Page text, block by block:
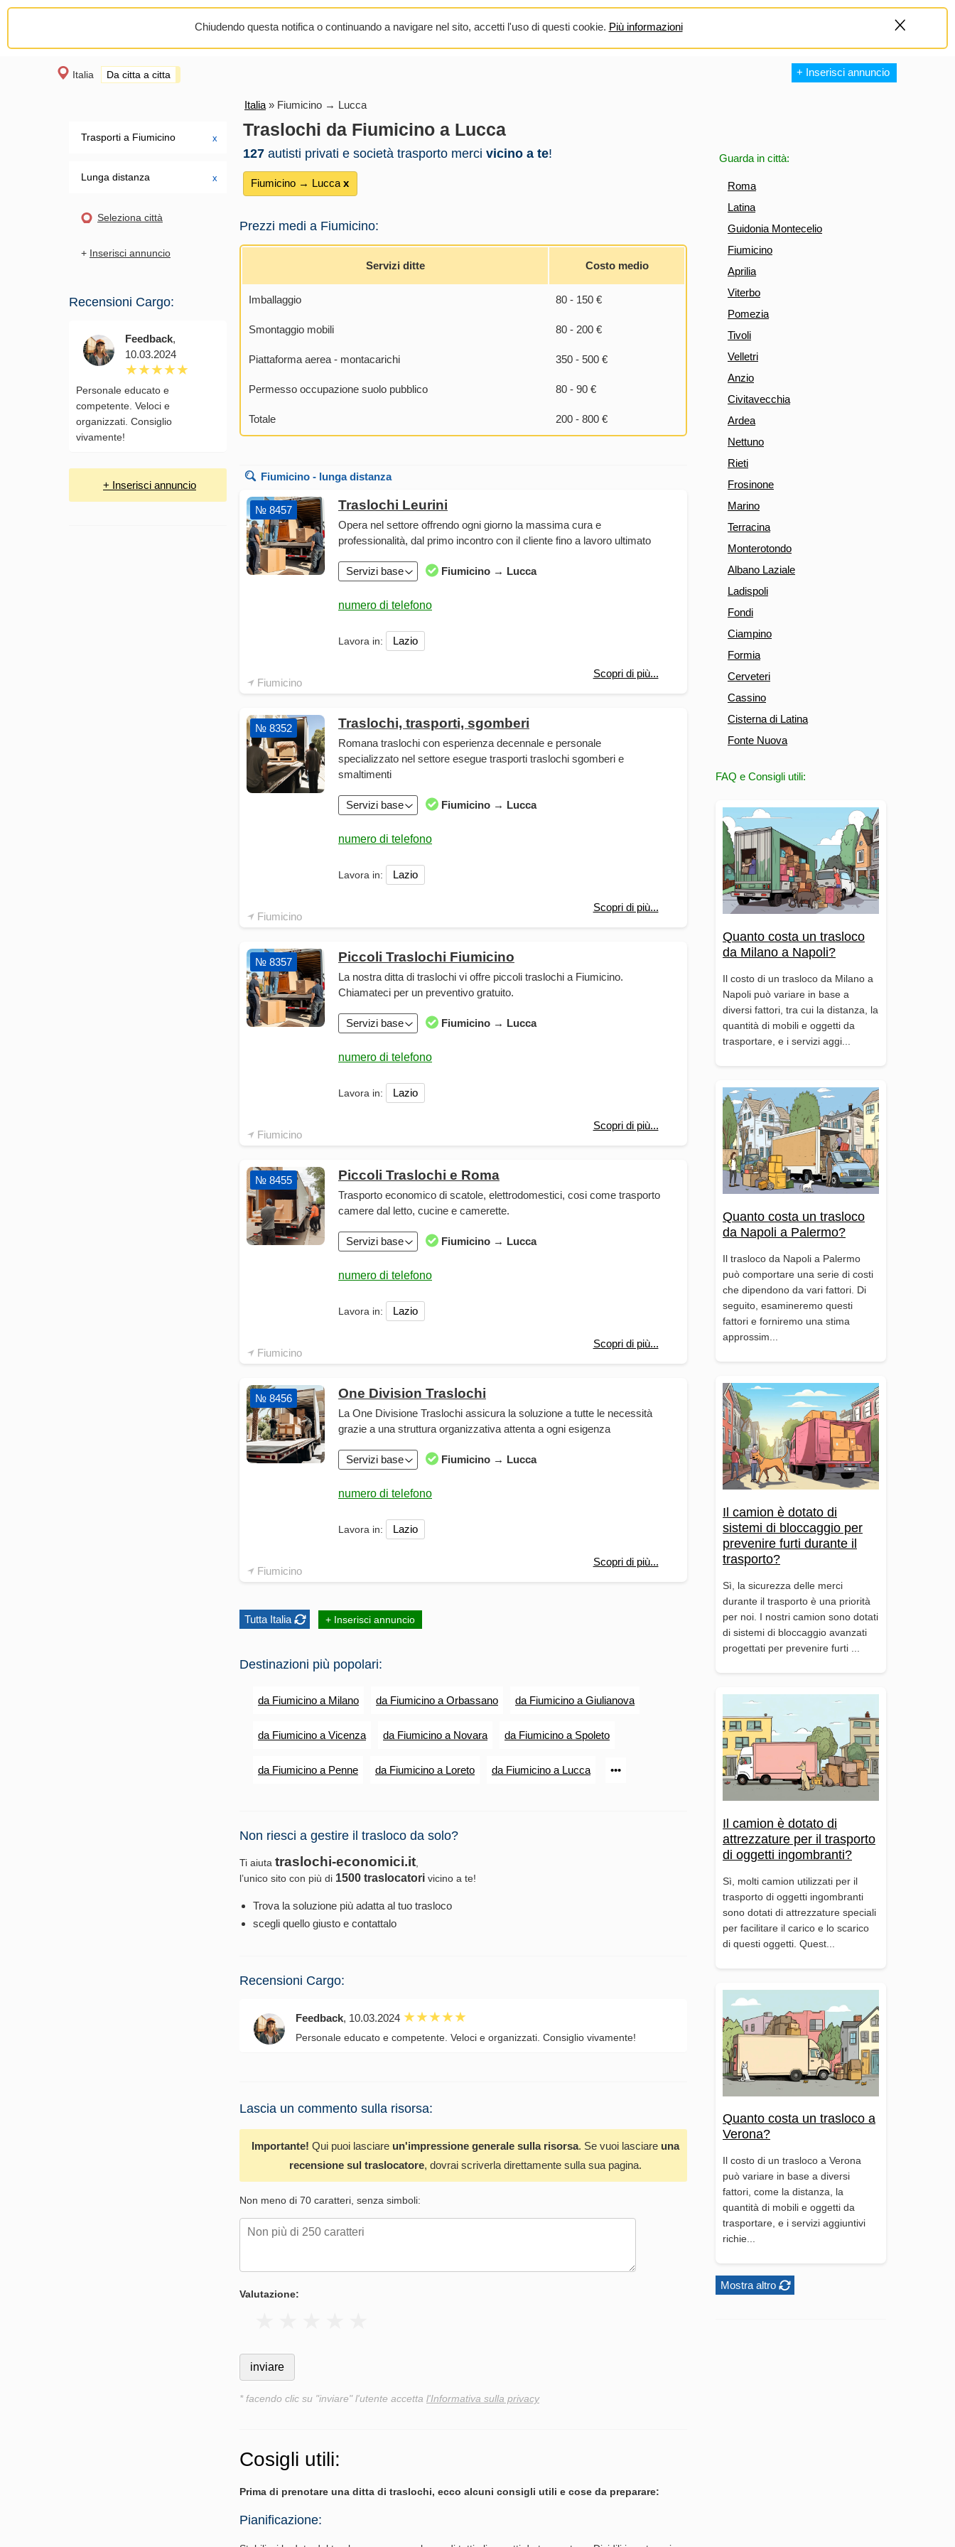
Chiudendo questa notifica o continuando a navigare nel sito, accetti l'uso di questi cookie. Più informazioni
Italia Da citta a citta +
+ Inserisci annuncio
Trasporti a Fiumicino х
Lunga distanza х
Seleziona città
+ Inserisci annuncio
Recensioni Cargo:
Feedback,
10.03.2024
Personale educato e
competente. Veloci e
organizzati. Consiglio
vivamente!
+ Inserisci annuncio
Guarda in città:
Roma
Latina
Guidonia Montecelio
Fiumicino
Aprilia
Viterbo
Pomezia
Tivoli
Velletri
Anzio
Civitavecchia
Ardea
Nettuno
Rieti
Frosinone
Marino
Terracina
Monterotondo
Albano Laziale
Ladispoli
Fondi
Ciampino
Formia
Cerveteri
Cassino
Cisterna di Latina
Fonte Nuova
FAQ e Consigli utili:
Quanto costa un trasloco
da Milano a Napoli?
Il costo di un trasloco da Milano a
Napoli può variare in base a
diversi fattori, tra cui la distanza, la
quantità di mobili e oggetti da
trasportare, e i servizi aggi...
Quanto costa un trasloco
da Napoli a Palermo?
Il trasloco da Napoli a Palermo
può comportare una serie di costi
che dipendono da vari fattori. Di
seguito, esamineremo questi
fattori e forniremo una stima
approssim...
Il camion è dotato di
sistemi di bloccaggio per
prevenire furti durante il
trasporto?
Sì, la sicurezza delle merci
durante il trasporto è una priorità
per noi. I nostri camion sono dotati
di sistemi di bloccaggio avanzati
progettati per prevenire furti ...
Il camion è dotato di
attrezzature per il trasporto
di oggetti ingombranti?
Sì, molti camion utilizzati per il
trasporto di oggetti ingombranti
sono dotati di attrezzature speciali
per facilitare il carico e lo scarico
di questi oggetti. Quest...
Quanto costa un trasloco a
Verona?
Il costo di un trasloco a Verona
può variare in base a diversi
fattori, come la distanza, la
quantità di mobili e oggetti da
trasportare, e i servizi aggiuntivi
richie...
Mostra altro
Italia » Fiumicino → Lucca
Traslochi da Fiumicino a Lucca
127 autisti privati e società trasporto merci vicino a te!
Fiumicino → Lucca х
Prezzi medi a Fiumicino:
Servizi ditte Costo medio
Imballaggio 80 - 150 €
Smontaggio mobili 80 - 200 €
Piattaforma aerea - montacarichi 350 - 500 €
Permesso occupazione suolo pubblico 80 - 90 €
Totale 200 - 800 €
Fiumicino - lunga distanza
Fiumicino
№ 8457 Traslochi Leurini
Opera nel settore offrendo ogni giorno la massima cura e
professionalità, dal primo incontro con il cliente fino a lavoro ultimato
Servizi base Fiumicino → Lucca
Lavora in: Lazio
Scopri di più...
Fiumicino
№ 8352 Traslochi, trasporti, sgomberi
Romana traslochi con esperienza decennale e personale
specializzato nel settore esegue trasporti traslochi sgomberi e
smaltimenti
Servizi base Fiumicino → Lucca
Lavora in: Lazio
Scopri di più...
Fiumicino
№ 8357 Piccoli Traslochi Fiumicino
La nostra ditta di traslochi vi offre piccoli traslochi a Fiumicino.
Chiamateci per un preventivo gratuito.
Servizi base Fiumicino → Lucca
Lavora in: Lazio
Scopri di più...
Fiumicino
№ 8455 Piccoli Traslochi e Roma
Trasporto economico di scatole, elettrodomestici, cosi come trasporto
camere dal letto, cucine e camerette.
Servizi base Fiumicino → Lucca
Lavora in: Lazio
Scopri di più...
Fiumicino
№ 8456 One Division Traslochi
La One Divisione Traslochi assicura la soluzione a tutte le necessità
grazie a una struttura organizzativa attenta a ogni esigenza
Servizi base Fiumicino → Lucca
Lavora in: Lazio
Scopri di più...
Tutta Italia + Inserisci annuncio
Destinazioni più popolari:
da Fiumicino a Milano da Fiumicino a Orbassano da Fiumicino a Giulianova
da Fiumicino a Vicenza da Fiumicino a Novara da Fiumicino a Spoleto
da Fiumicino a Penne da Fiumicino a Loreto da Fiumicino a Lucca •••
Non riesci a gestire il trasloco da solo?
Ti aiuta traslochi-economici.it
l’unico sito con più di 1500 traslocatori vicino a te!
Trova la soluzione più adatta al tuo trasloco
scegli quello giusto e contattalo
Recensioni Cargo:
Feedback, 10.03.2024
Personale educato e competente. Veloci e organizzati. Consiglio vivamente!
Lascia un commento sulla risorsa:
Importante! Qui puoi lasciare un'impressione generale sulla risorsa. Se vuoi lasciare una
recensione sul traslocatore, dovrai scriverla direttamente sulla sua pagina.
Non meno di 70 caratteri, senza simboli:
Valutazione:
* facendo clic su "inviare" l'utente accetta l'Informativa sulla privacy
Cosigli utili:
Prima di prenotare una ditta di traslochi, ecco alcuni consigli utili e cose da preparare:
Pianificazione: